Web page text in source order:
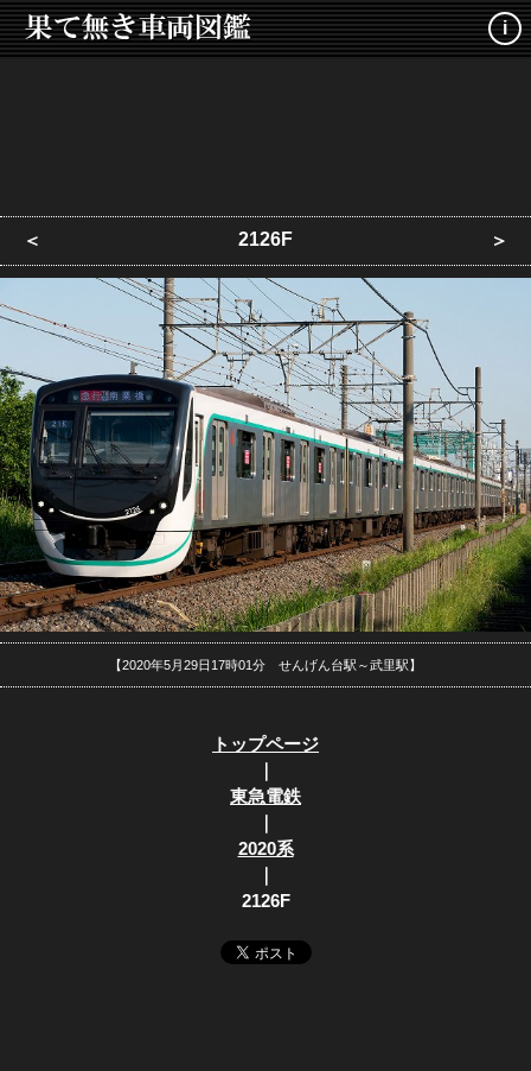
i
＜ 2126F ＞
【2020年5月29日17時01分 せんげん台駅～武里駅】
トップページ
｜
東急電鉄
｜
2020系
｜
2126F